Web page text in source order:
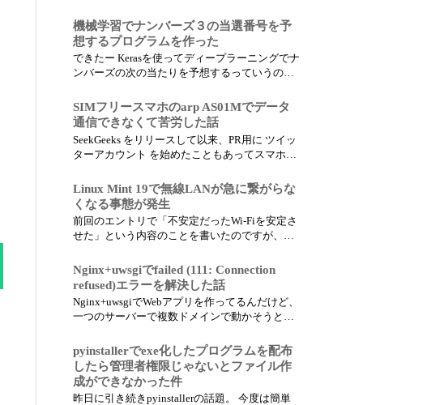
ンナー交流Slackと、いろいろな方とSlackで交
流させてもらっています。 で、Slackはブラウザ
でもスマホアプリでも使えるチャッ...
機械学習でナンバーズ３の当選番号を予
想するプログラムを作った
できたー Kerasを使ってディープラーニングでナ
ンバーズの次の当たりを予想するっていうのを
がら調整していこうっと。 SSL対応とかバッチ
とかブログ書いたりとかやりたいことはまだま
だあるんだけどキリが無いので今日はここま
で。 pic...
SIMフリースマホのarp AS01Mでデータ
通信できなくて苦労した話
SeekGeeks をリリースして以来、PR用に ツイッ
ターアカウント を始めたこともあってスマホを
から格安スマホ＋格安SIMで運用しててそれで
十分だったんですが、最近どうにもバッテリー
の保ちが良くない。夕方くらいにはモバイルバ
ッテリ...
Linux Mint 19で無線LANが急に繋がらな
くなる事態が発生
前回のエントリで「不安定だったWi-Fiを安定さ
せた」という内容のことを書いたのですが、普
突然繋がらなくなる事態が発生していました。
といっても、安定化させる前の事象と違ってブ
ツブツ切れるわけではなく、しばらくうまく使
え...
Nginx+uwsgiでfailed (111: Connection
refused)エラーを解決した話
Nginx+uwsgiでWebアプリを作ってるんだけど、
一つのサーバーで複数ドメインで動かそうとし
のエラーが出てなかなか解決出来なかった。
failed (111: Connection refused) while conn...
pyinstallerでexe化したプログラムを配布
したら管理者権限じゃないとファイル作
成ができなかった件
昨日に引き続きpyinstallerの話題。 今度は簡単